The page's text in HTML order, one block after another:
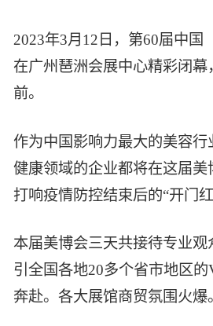
2023年3月12日，第60届中国
在广州琶洲会展中心精彩闭幕
前。
作为中国影响力最大的美容
健康领域的企业都将在这届
打响疫情防控结束后的“开门红
本届美博会三天共接待专业观
引全国各地20多个省市地区
奔赴。各大展馆商贸氛围火爆